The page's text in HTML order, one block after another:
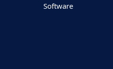
Software